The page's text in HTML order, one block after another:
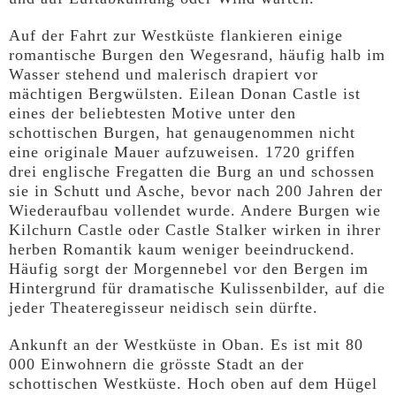
Auf der Fahrt zur Westküste flankieren einige
romantische Burgen den Wegesrand, häufig halb im
Wasser stehend und malerisch drapiert vor
mächtigen Bergwülsten. Eilean Donan Castle ist
eines der beliebtesten Motive unter den
schottischen Burgen, hat genaugenommen nicht
eine originale Mauer aufzuweisen. 1720 griffen
drei englische Fregatten die Burg an und schossen
sie in Schutt und Asche, bevor nach 200 Jahren der
Wiederaufbau vollendet wurde. Andere Burgen wie
Kilchurn Castle oder Castle Stalker wirken in ihrer
herben Romantik kaum weniger beeindruckend.
Häufig sorgt der Morgennebel vor den Bergen im
Hintergrund für dramatische Kulissenbilder, auf die
jeder Theateregisseur neidisch sein dürfte.
Ankunft an der Westküste in Oban. Es ist mit 80
000 Einwohnern die grösste Stadt an der
schottischen Westküste. Hoch oben auf dem Hügel